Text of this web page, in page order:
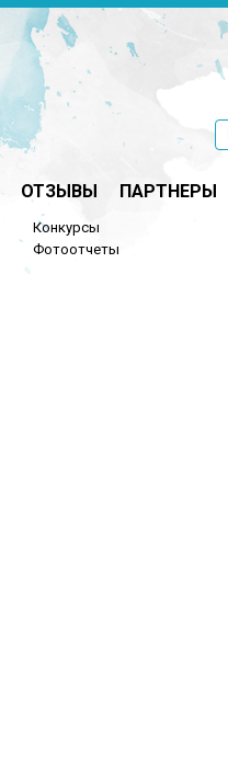
ОТЗЫВЫ ПАРТНЕРЫ
Конкурсы
Фотоотчеты